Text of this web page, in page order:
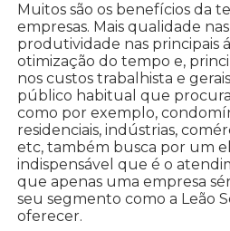
Muitos são os benefícios da
empresas. Mais qualidade
produtividade nas principais
otimização do tempo e,
nos custos trabalhista e
público habitual que
como por exemplo,
residenciais, indústrias,
etc, também busca por um
indispensável que é o
que apenas uma empresa
seu segmento como a Leão
oferecer.